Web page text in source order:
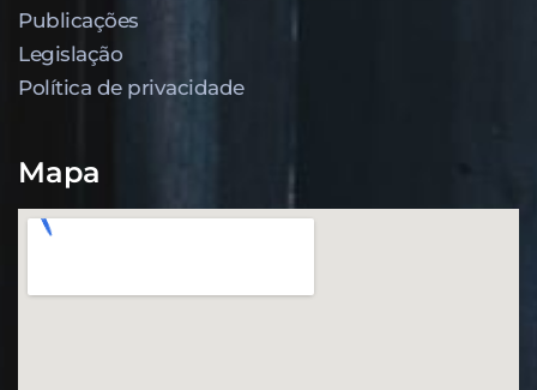
Publicações
Legislação
Política de privacidade
Mapa